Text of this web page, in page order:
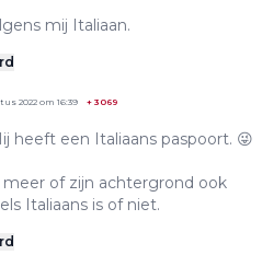
mij Italiaan.
2022 om 16:39 + 3069
heeft een Italiaans paspoort. 😜
of zijn achtergrond ook
Italiaans is of niet.